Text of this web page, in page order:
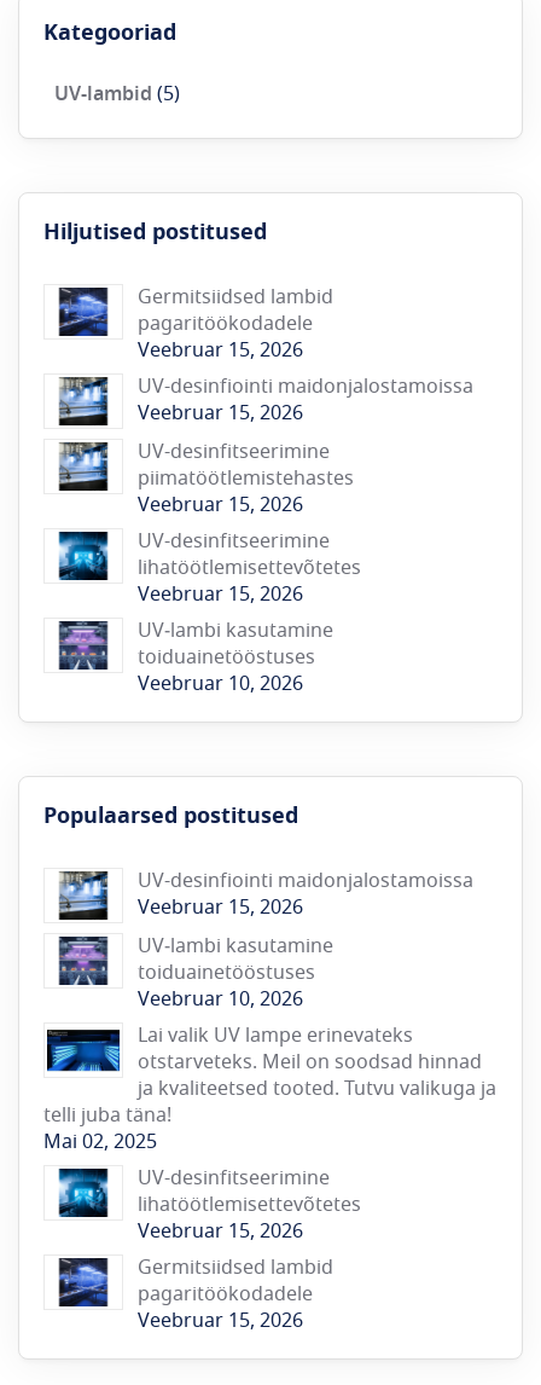
Kategooriad
UV-lambid (5)
Hiljutised postitused
Germitsiidsed lambid
pagaritöökodadele
Veebruar 15, 2026
UV-desinfiointi maidonjalostamoissa
Veebruar 15, 2026
UV-desinfitseerimine
piimatöötlemistehastes
Veebruar 15, 2026
UV-desinfitseerimine
lihatöötlemisettevõtetes
Veebruar 15, 2026
UV‑lambi kasutamine
toiduainetööstuses
Veebruar 10, 2026
Populaarsed postitused
UV-desinfiointi maidonjalostamoissa
Veebruar 15, 2026
UV‑lambi kasutamine
toiduainetööstuses
Veebruar 10, 2026
Lai valik UV lampe erinevateks
otstarveteks. Meil on soodsad hinnad
ja kvaliteetsed tooted. Tutvu valikuga ja
telli juba täna!
Mai 02, 2025
UV-desinfitseerimine
lihatöötlemisettevõtetes
Veebruar 15, 2026
Germitsiidsed lambid
pagaritöökodadele
Veebruar 15, 2026